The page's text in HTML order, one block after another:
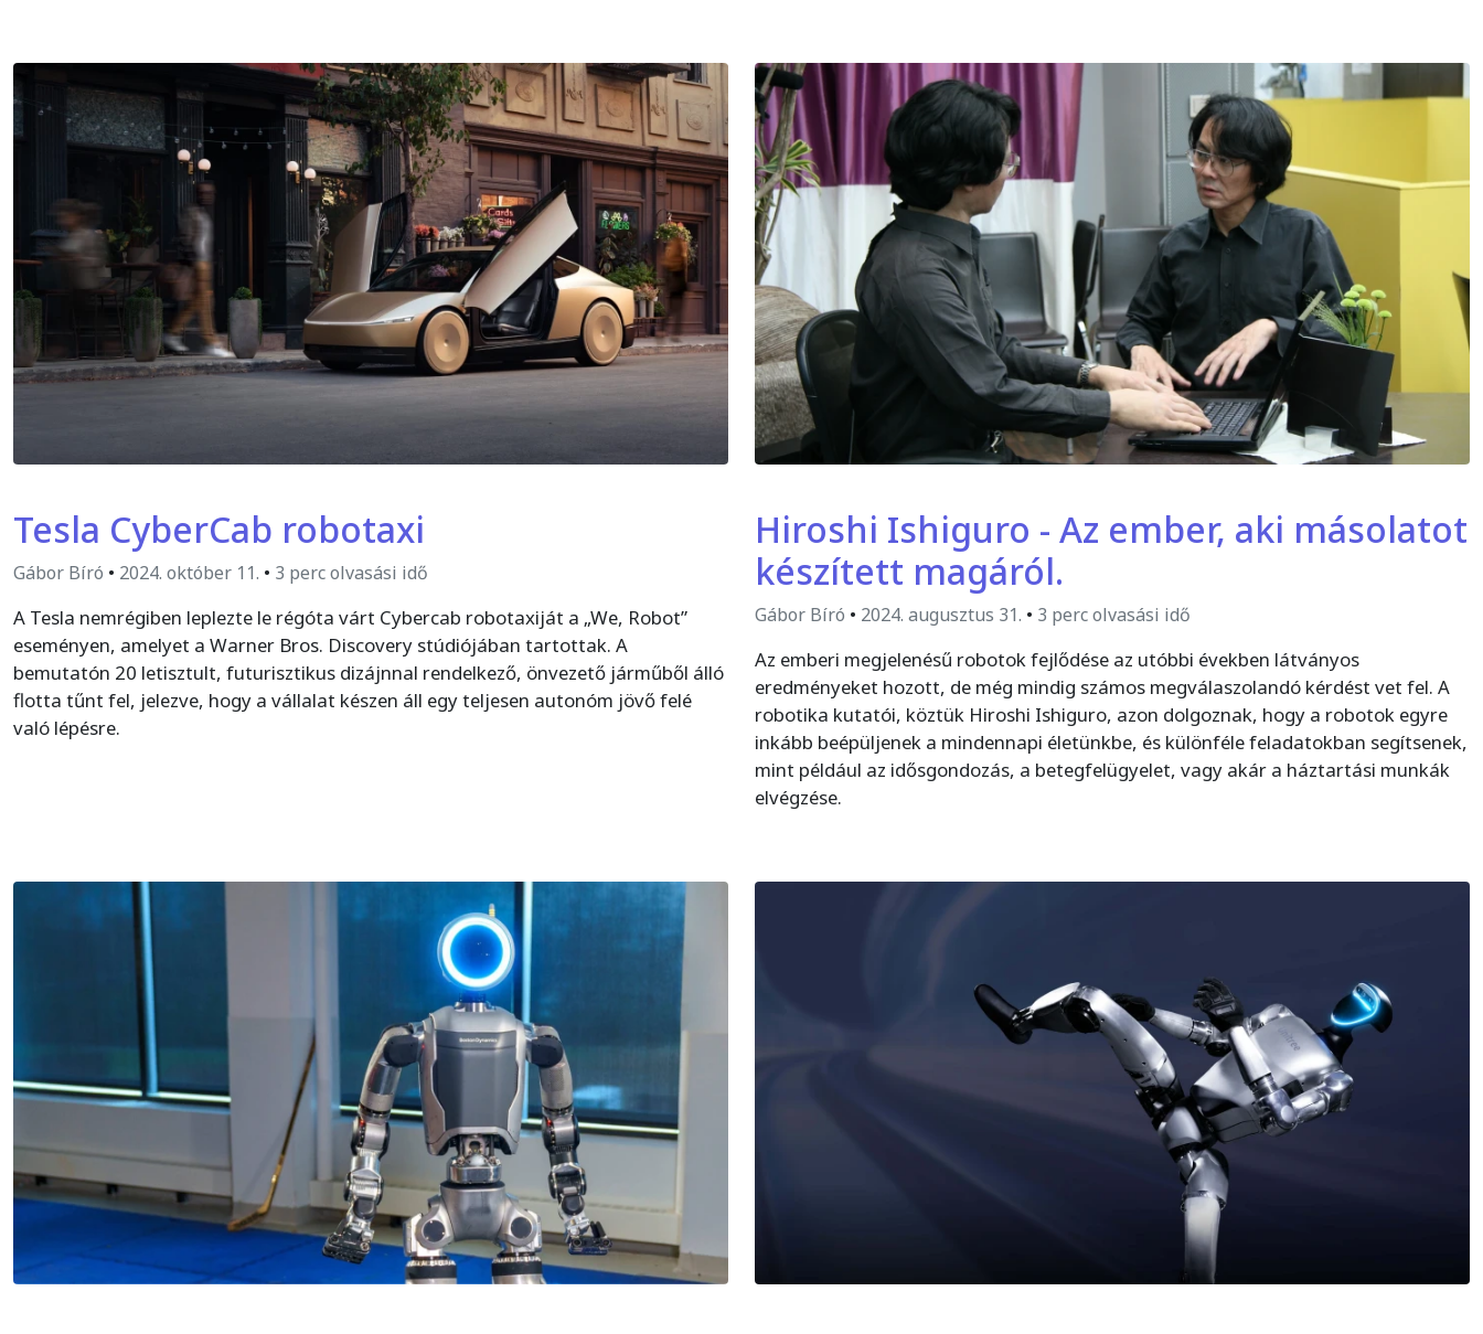
Tesla CyberCab robotaxi
Gábor Bíró • 2024. október 11. • 3 perc olvasási idő
A Tesla nemrégiben leplezte le régóta várt Cybercab robotaxiját a „We, Robot”
eseményen, amelyet a Warner Bros. Discovery stúdiójában tartottak. A
bemutatón 20 letisztult, futurisztikus dizájnnal rendelkező, önvezető járműből álló
flotta tűnt fel, jelezve, hogy a vállalat készen áll egy teljesen autonóm jövő felé
való lépésre.
Hiroshi Ishiguro - Az ember, aki másolatot
készített magáról.
Gábor Bíró • 2024. augusztus 31. • 3 perc olvasási idő
Az emberi megjelenésű robotok fejlődése az utóbbi években látványos
eredményeket hozott, de még mindig számos megválaszolandó kérdést vet fel. A
robotika kutatói, köztük Hiroshi Ishiguro, azon dolgoznak, hogy a robotok egyre
inkább beépüljenek a mindennapi életünkbe, és különféle feladatokban segítsenek,
mint például az idősgondozás, a betegfelügyelet, vagy akár a háztartási munkák
elvégzése.